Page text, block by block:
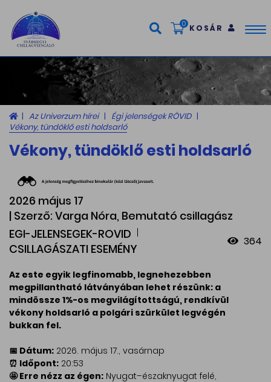
0 KOSÁR
Az Univerzum hírei
Égi jelenségek RÖVID
Vékony, tündöklő esti holdsarló
Vékony, tündöklő esti holdsarló
2026 május 17
| Szerző: Varga Nóra, Bemutató csillagász
EGI-JELENSEGEK-ROVID
CSILLAGÁSZATI ESEMÉNY
364
Az este egyik legfinomabb, legnehezebben
megpillantható látványában lehet részünk: a
mindössze 1%-os megvilágítottságú, rendkívül
vékony holdsarló a polgári szürkület legvégén
bukkan fel.
📅 Dátum: 2026. május 17., vasárnap
⏰ Időpont: 20:53
🤩 Erre nézz az égen: Nyugat–északnyugat felé,